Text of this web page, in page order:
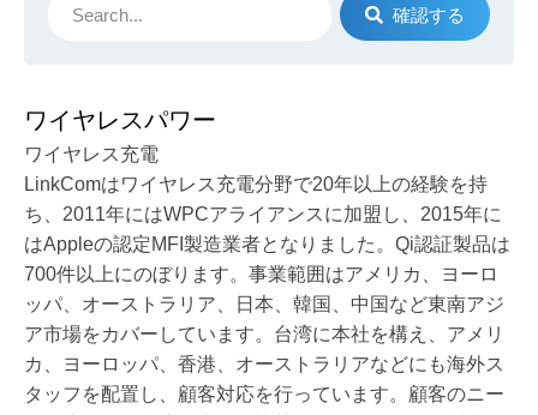
確認する
ワイヤレスパワー
ワイヤレス充電
LinkComはワイヤレス充電分野で20年以上の経験を持
ち、2011年にはWPCアライアンスに加盟し、2015年に
はAppleの認定MFI製造業者となりました。Qi認証製品は
700件以上にのぼります。事業範囲はアメリカ、ヨーロ
ッパ、オーストラリア、日本、韓国、中国など東南アジ
ア市場をカバーしています。台湾に本社を構え、アメリ
カ、ヨーロッパ、香港、オーストラリアなどにも海外ス
タッフを配置し、顧客対応を行っています。顧客のニー